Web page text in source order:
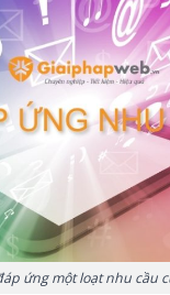
ứng một loạt nhu cầu